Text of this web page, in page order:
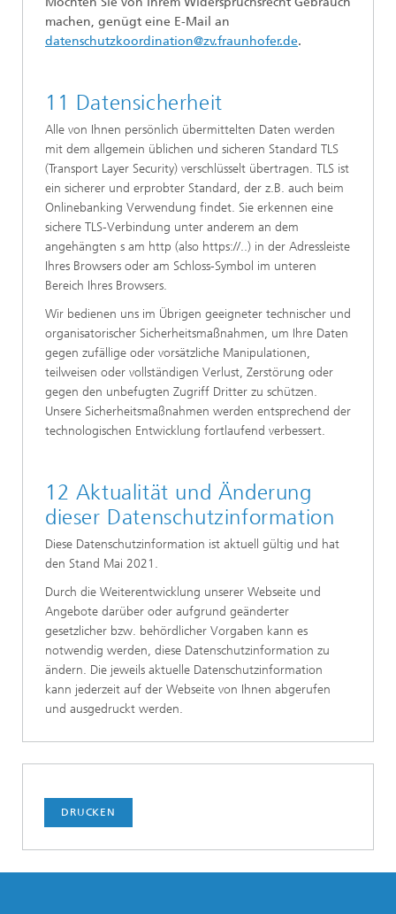
machen, genügt eine E-Mail an
datenschutzkoordination@zv.fraunhofer.de.
11 Datensicherheit
Alle von Ihnen persönlich übermittelten Daten werden
mit dem allgemein üblichen und sicheren Standard TLS
(Transport Layer Security) verschlüsselt übertragen. TLS ist
ein sicherer und erprobter Standard, der z.B. auch beim
Onlinebanking Verwendung findet. Sie erkennen eine
sichere TLS-Verbindung unter anderem an dem
angehängten s am http (also https://..) in der Adressleiste
Ihres Browsers oder am Schloss-Symbol im unteren
Bereich Ihres Browsers.
Wir bedienen uns im Übrigen geeigneter technischer und
organisatorischer Sicherheitsmaßnahmen, um Ihre Daten
gegen zufällige oder vorsätzliche Manipulationen,
teilweisen oder vollständigen Verlust, Zerstörung oder
gegen den unbefugten Zugriff Dritter zu schützen.
Unsere Sicherheitsmaßnahmen werden entsprechend der
technologischen Entwicklung fortlaufend verbessert.
12 Aktualität und Änderung
dieser Datenschutzinformation
Diese Datenschutzinformation ist aktuell gültig und hat
den Stand Mai 2021.
Durch die Weiterentwicklung unserer Webseite und
Angebote darüber oder aufgrund geänderter
gesetzlicher bzw. behördlicher Vorgaben kann es
notwendig werden, diese Datenschutzinformation zu
ändern. Die jeweils aktuelle Datenschutzinformation
kann jederzeit auf der Webseite von Ihnen abgerufen
und ausgedruckt werden.
DRUCKEN